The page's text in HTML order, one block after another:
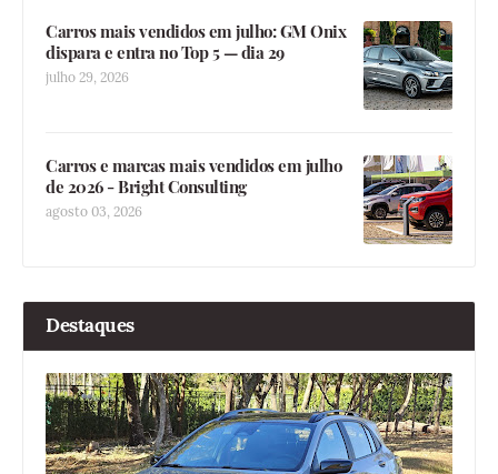
Carros mais vendidos em julho: GM Onix
dispara e entra no Top 5 — dia 29
julho 29, 2026
Carros e marcas mais vendidos em julho
de 2026 - Bright Consulting
agosto 03, 2026
Destaques